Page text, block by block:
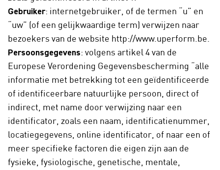
Gebruiker: internetgebruiker, of de termen “u” en
“uw” (of een gelijkwaardige term) verwijzen naar
bezoekers van de website http://www.uperform.be.
Persoonsgegevens: volgens artikel 4 van de
Europese Verordening Gegevensbescherming “alle
informatie met betrekking tot een geïdentificeerde
of identificeerbare natuurlijke persoon, direct of
indirect, met name door verwijzing naar een
identificator, zoals een naam, identificatienummer,
locatiegegevens, online identificator, of naar een of
meer specifieke factoren die eigen zijn aan de
fysieke, fysiologische, genetische, mentale,